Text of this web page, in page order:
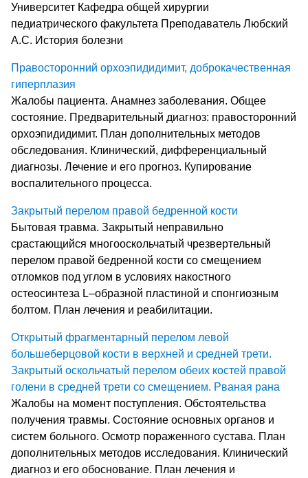
Университет Кафедра общей хирургии
педиатрического факультета Преподаватель Любский
А.С. История болезни
Правосторонний орхоэпидидимит, доброкачественная
гиперплазия
Жалобы пациента. Анамнез заболевания. Общее
состояние. Предварительный диагноз: правосторонний
орхоэпидидимит. План дополнительных методов
обследования. Клинический, дифференциальный
диагнозы. Лечение и его прогноз. Купирование
воспалительного процесса.
Закрытый перелом правой бедренной кости
Бытовая травма. Закрытый неправильно
срастающийся многооскольчатый чрезвертельный
перелом правой бедренной кости со смещением
отломков под углом в условиях накостного
остеосинтеза L–образной пластиной и спонгиозным
болтом. План лечения и реабилитации.
Открытый фрагментарный перелом левой
большеберцовой кости в верхней и средней трети.
Закрытый оскольчатый перелом обеих костей правой
голени в средней трети со смещением. Рваная рана
Жалобы на момент поступления. Обстоятельства
получения травмы. Состояние основных органов и
систем больного. Осмотр пораженного сустава. План
дополнительных методов исследования. Клинический
диагноз и его обоснование. План лечения и